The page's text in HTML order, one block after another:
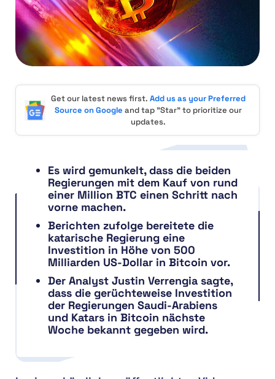
Get our latest news first. Add us as your Preferred
Source on Google and tap "Star" to prioritize our
updates.
Es wird gemunkelt, dass die beiden
Regierungen mit dem Kauf von rund
einer Million BTC einen Schritt nach
vorne machen.
Berichten zufolge bereitete die
katarische Regierung eine
Investition in Höhe von 500
Milliarden US-Dollar in Bitcoin vor.
Der Analyst Justin Verrengia sagte,
dass die gerüchteweise Investition
der Regierungen Saudi-Arabiens
und Katars in Bitcoin nächste
Woche bekannt gegeben wird.